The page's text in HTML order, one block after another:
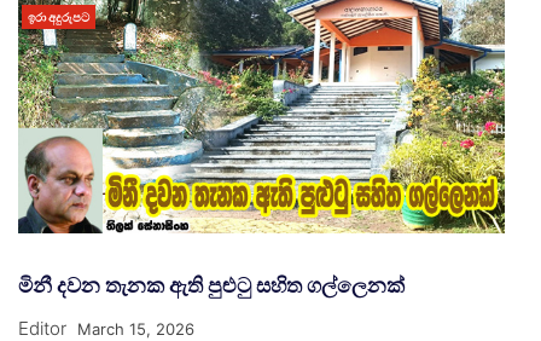
ඉරා අදුරුපට
මිනී දවන තැනක ඇති පුළුටු සහිත ගල්ලෙනක්
Editor March 15, 2026